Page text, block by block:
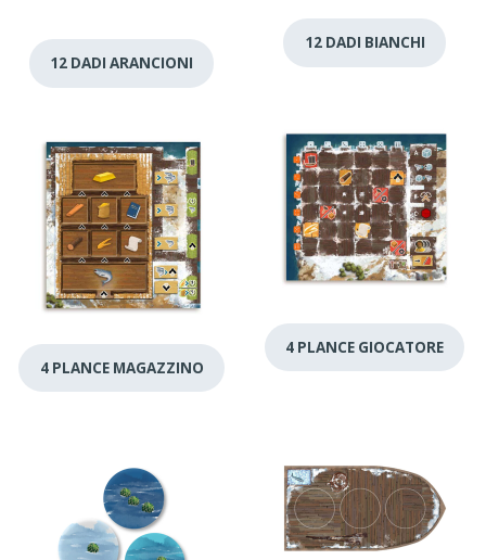
12 DADI BIANCHI
12 DADI ARANCIONI
4 PLANCE GIOCATORE
4 PLANCE MAGAZZINO